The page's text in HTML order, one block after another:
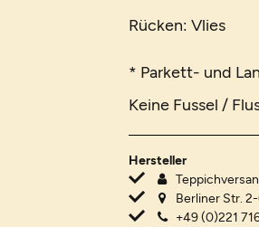
Rücken: Vlies
* Parkett- und
Keine Fussel /
Hersteller
Berliner Str.
+49 (0)221